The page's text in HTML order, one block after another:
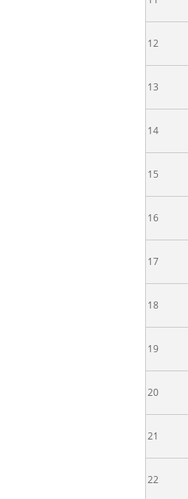
12
13
14
15
16
17
18
19
20
21
22